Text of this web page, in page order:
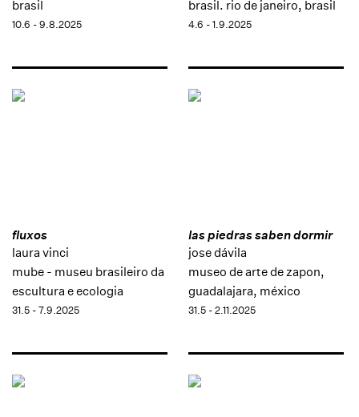
brasil
10.6 - 9.8.2025
brasil. rio de janeiro, brasil
4.6 - 1.9.2025
fluxos
laura vinci
mube - museu brasileiro da
escultura e ecologia
31.5 - 7.9.2025
las piedras saben dormir
jose dávila
museo de arte de zapon,
guadalajara, méxico
31.5 - 2.11.2025